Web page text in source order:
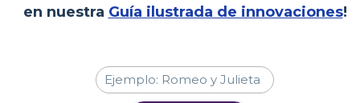
en nuestra Guía ilustrada de innovaciones!